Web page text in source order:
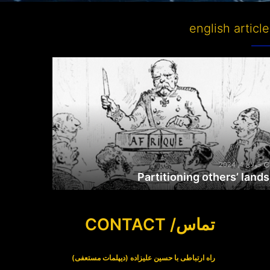
english
جولای 4, 2024
Partitioning others’ lands
تماس/ CONTACT
راه ارتباطی با حسین علیزاده (دیپلمات مستعفی)